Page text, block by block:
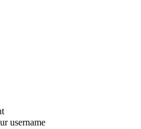
username